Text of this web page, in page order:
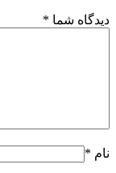
دیدگاه شما *
نام *